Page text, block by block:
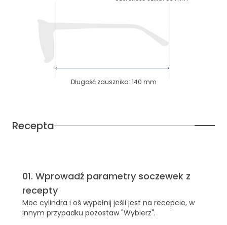
Długość zausznika: 140 mm
Recepta
01. Wprowadź parametry soczewek z
recepty
Moc cylindra i oś wypełnij jeśli jest na recepcie, w
innym przypadku pozostaw "Wybierz".